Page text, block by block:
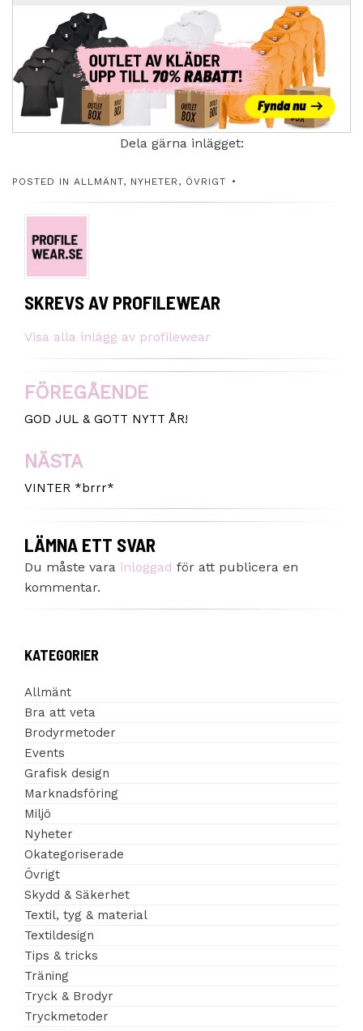
Dela gärna inlägget:
POSTED IN ALLMÄNT, NYHETER , ÖVRIGT
SKREVS AV PROFILEWEAR
Visa alla inlägg av profilewear
INLÄGGSNAVIGERING
FÖREGÅENDE
GOD JUL & GOTT NYTT ÅR!
NÄSTA
VINTER *brrr*
LÄMNA ETT SVAR
Du måste vara inloggad för att publicera en
kommentar.
KATEGORIER
Allmänt
Bra att veta
Brodyrmetoder
Events
Grafisk design
Marknadsföring
Miljö
Nyheter
Okategoriserade
Övrigt
Skydd & Säkerhet
Textil, tyg & material
Textildesign
Tips & tricks
Träning
Tryck & Brodyr
Tryckmetoder